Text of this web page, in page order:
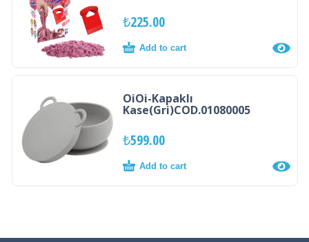
₺225.00
Add to cart
OiOi-Kapaklı
Kase(Gri)COD.01080005
₺599.00
Add to cart